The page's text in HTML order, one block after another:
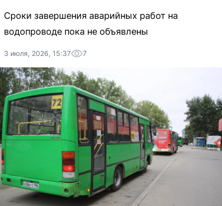
Сроки завершения аварийных работ на
водопроводе пока не объявлены
3 июля, 2026, 15:37 7